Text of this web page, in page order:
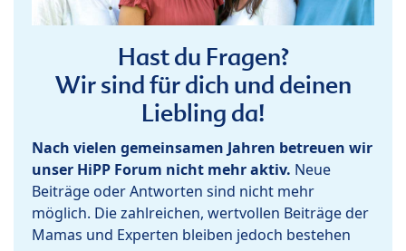
Hast du Fragen?
Wir sind für dich und deinen
Liebling da!
Nach vielen gemeinsamen Jahren betreuen wir
unser HiPP Forum nicht mehr aktiv. Neue
Beiträge oder Antworten sind nicht mehr
möglich. Die zahlreichen, wertvollen Beiträge der
Mamas und Experten bleiben jedoch bestehen